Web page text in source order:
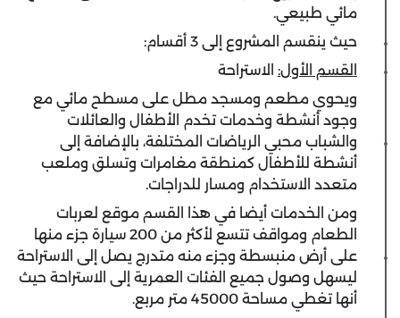
مائي طبيعي.
حيث ينقسم المشروع إلى 3 أقسام:
القسم الأول: الاستراحة
ويحوي مطعم ومسجد مطل على مسطح مائي مع
وجود أنشطة وخدمات تخدم الأطفال والعائلات
والشباب محبي الرياضات المختلفة، بالإضافة إلى
أنشطة للأطفال كمنطقة مغامرات وتسلق وملعب
متعدد الاستخدام ومسار للدراجات.
ومن الخدمات أيضا في هذا القسم موقع لعربات
الطعام ومواقف تتسع لأكثر من 200 سيارة جزء منها
على أرض منبسطة وجزء منه متدرج يصل إلى الاستراحة
ليسهل وصول جميع الفئات العمرية إلى الاستراحة حيث
أنها تغطي مساحة 45000 متر مربع.